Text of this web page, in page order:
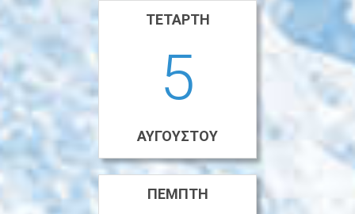
ΤΕΤΆΡΤΗ
5
ΑΥΓΟΎΣΤΟΥ
ΠΈΜΠΤΗ